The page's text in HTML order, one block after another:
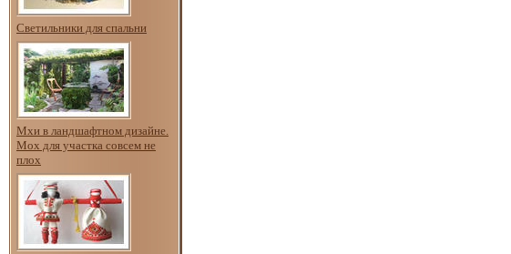
Светильники для спальни
Мхи в ландшафтном дизайне.
Мох для участка совсем не
плох